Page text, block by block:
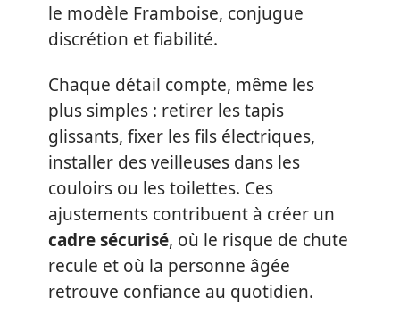
le modèle Framboise, conjugue
discrétion et fiabilité.
Chaque détail compte, même les
plus simples : retirer les tapis
glissants, fixer les fils électriques,
installer des veilleuses dans les
couloirs ou les toilettes. Ces
ajustements contribuent à créer un
cadre sécurisé, où le risque de chute
recule et où la personne âgée
retrouve confiance au quotidien.